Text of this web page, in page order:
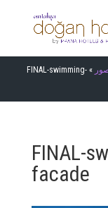
»
FINAL-swimming-
FINAL-
facade